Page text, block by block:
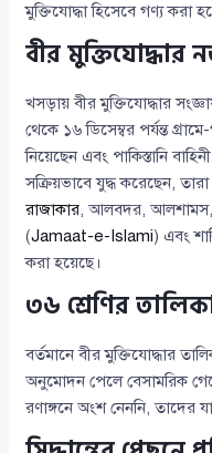
মুক্তিযোদ্ধা হিসেবে গণ্য করা
বীর মুক্তিযোদ্ধার
খসড়ায় বীর মুক্তিযোদ্ধার
থেকে ১৬ ডিসেম্বর পর্যন্ত
নিয়েছেন এবং পাকিস্তানি
সক্রিয়ভাবে যুদ্ধ করেছেন,
রাজাকার, আলবদর,
(Jamaat-e-Islami) এবং
করা হয়েছে।
৩৬ শ্রেণির
বর্তমানে বীর মুক্তিযোদ্ধার
অনুমোদন পেলে বেসামরিক
রণাঙ্গনে অংশ নেননি, তাদের